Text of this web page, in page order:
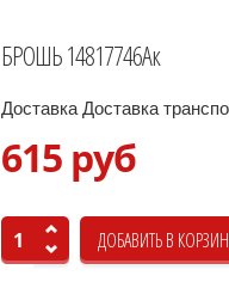
БРОШЬ 14817746Ак
Доставка Доставка
615 руб